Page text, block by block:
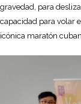
gravedad, para
capacidad para volar
icónica maratón